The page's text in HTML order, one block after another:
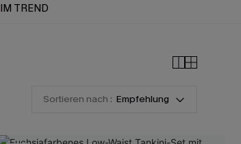
IM TREND
Sortieren nach : Empfehlung